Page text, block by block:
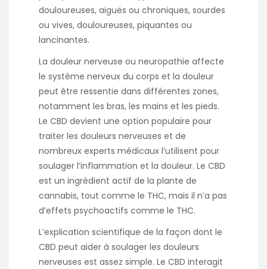
douloureuses, aiguës ou chroniques, sourdes
ou vives, douloureuses, piquantes ou
lancinantes.
La douleur nerveuse ou neuropathie affecte
le système nerveux du corps et la douleur
peut être ressentie dans différentes zones,
notamment les bras, les mains et les pieds.
Le CBD devient une option populaire pour
traiter les douleurs nerveuses et de
nombreux experts médicaux l’utilisent pour
soulager l’inflammation et la douleur. Le CBD
est un ingrédient actif de la plante de
cannabis, tout comme le THC, mais il n’a pas
d’effets psychoactifs comme le THC.
L’explication scientifique de la façon dont le
CBD peut aider à soulager les douleurs
nerveuses est assez simple. Le CBD interagit